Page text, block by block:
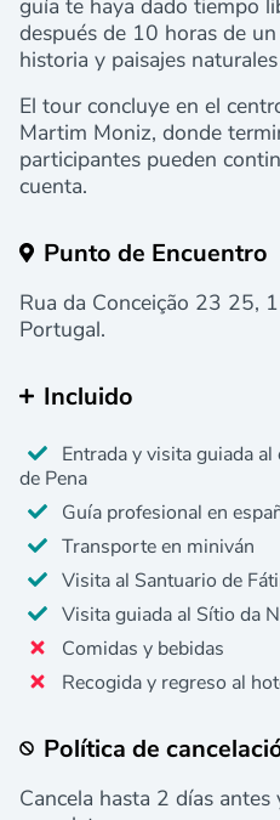
guía te haya dado tiempo
después de 10 horas de
historia y paisajes
El tour concluye en el
Martim Moniz, donde
participantes pueden
cuenta.
Punto de Encuentro
Rua da Conceição 23 25,
Portugal.
Incluido
Entrada y visita guiada
de Pena
Guía profesional en
Transporte en miniván
Visita al Santuario de
Visita guiada al Sítio da
Comidas y bebidas
Recogida y regreso al
Política de
Cancela hasta 2 días